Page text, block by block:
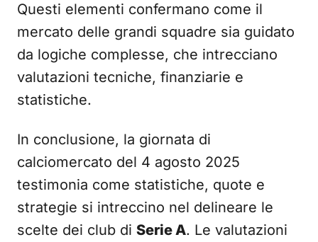
Questi elementi confermano come il
mercato delle grandi squadre sia guidato
da logiche complesse, che intrecciano
valutazioni tecniche, finanziarie e
statistiche.
In conclusione, la giornata di
calciomercato del 4 agosto 2025
testimonia come statistiche, quote e
strategie si intreccino nel delineare le
scelte dei club di Serie A. Le valutazioni